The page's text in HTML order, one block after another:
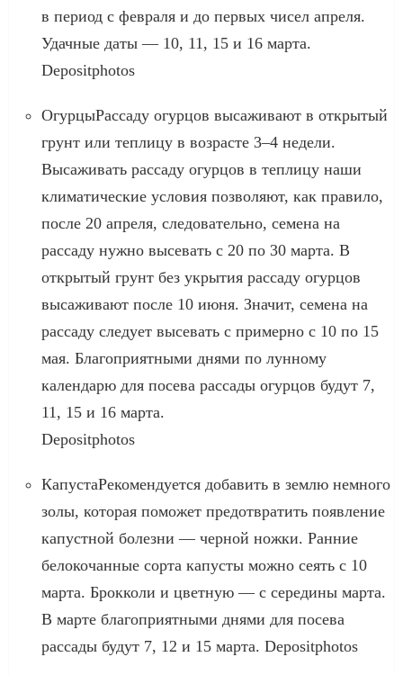
в период с февраля и до первых чисел апреля.
Удачные даты — 10, 11, 15 и 16 марта.
Depositphotos
ОгурцыРассаду огурцов высаживают в открытый
грунт или теплицу в возрасте 3–4 недели.
Высаживать рассаду огурцов в теплицу наши
климатические условия позволяют, как правило,
после 20 апреля, следовательно, семена на
рассаду нужно высевать с 20 по 30 марта. В
открытый грунт без укрытия рассаду огурцов
высаживают после 10 июня. Значит, семена на
рассаду следует высевать с примерно с 10 по 15
мая. Благоприятными днями по лунному
календарю для посева рассады огурцов будут 7,
11, 15 и 16 марта.
Depositphotos
КапустаРекомендуется добавить в землю немного
золы, которая поможет предотвратить появление
капустной болезни — черной ножки. Ранние
белокочанные сорта капусты можно сеять с 10
марта. Брокколи и цветную — с середины марта.
В марте благоприятными днями для посева
рассады будут 7, 12 и 15 марта. Depositphotos